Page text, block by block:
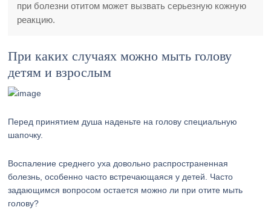
при болезни отитом может вызвать серьезную кожную
реакцию.
При каких случаях можно мыть голову
детям и взрослым
Перед принятием душа наденьте на голову специальную
шапочку.
Воспаление среднего уха довольно распространенная
болезнь, особенно часто встречающаяся у детей. Часто
задающимся вопросом остается можно ли при отите мыть
голову?